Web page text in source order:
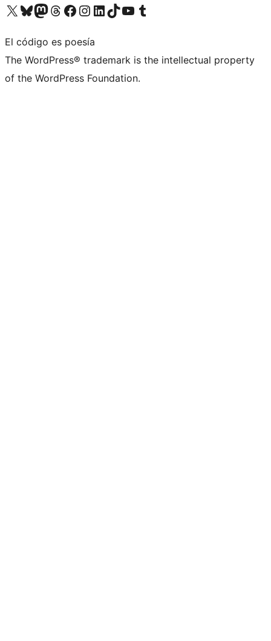
Visita nuestra cuenta de X (anteriormente Twitter)
Visita nuestra cuenta de Bluesky
Visita nuestra cuenta de Mastodon
Visita nuestra cuenta de Threads
Visita nuestra página de Facebook
Visita nuestra cuenta de Instagram
Visita nuestra cuenta de LinkedIn
Visita nuestra cuenta de TikTok
Visita nuestro canal de YouTube
Visita nuestra cuenta de Tumblr
El código es poesía
The WordPress® trademark is the intellectual property
of the WordPress Foundation.